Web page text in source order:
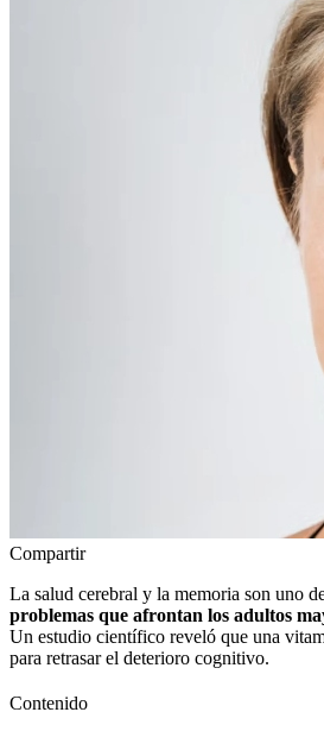
Compartir
La salud cerebral y la memoria son uno
problemas que afrontan los adultos
Un estudio científico reveló que una
para retrasar el deterioro cognitivo.
Contenido